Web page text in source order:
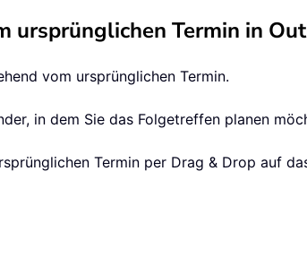
ursprünglichen Termin in
vom ursprünglichen Termin.
in dem Sie das Folgetreffen planen
Termin per Drag & Drop auf